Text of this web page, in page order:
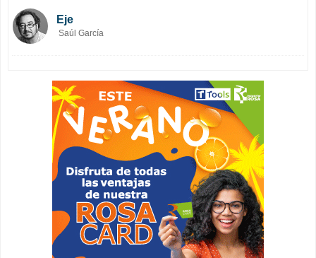
Eje
Saúl García